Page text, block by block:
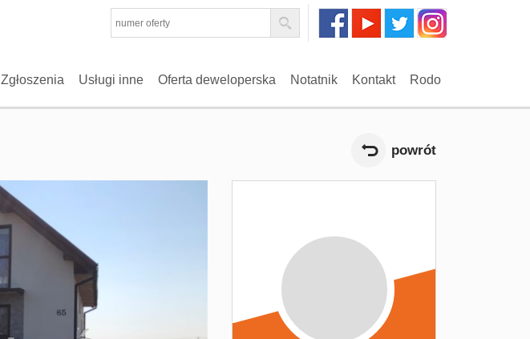
Zgłoszenia Usługi inne Oferta deweloperska Notatnik Kontakt Rodo
powrót